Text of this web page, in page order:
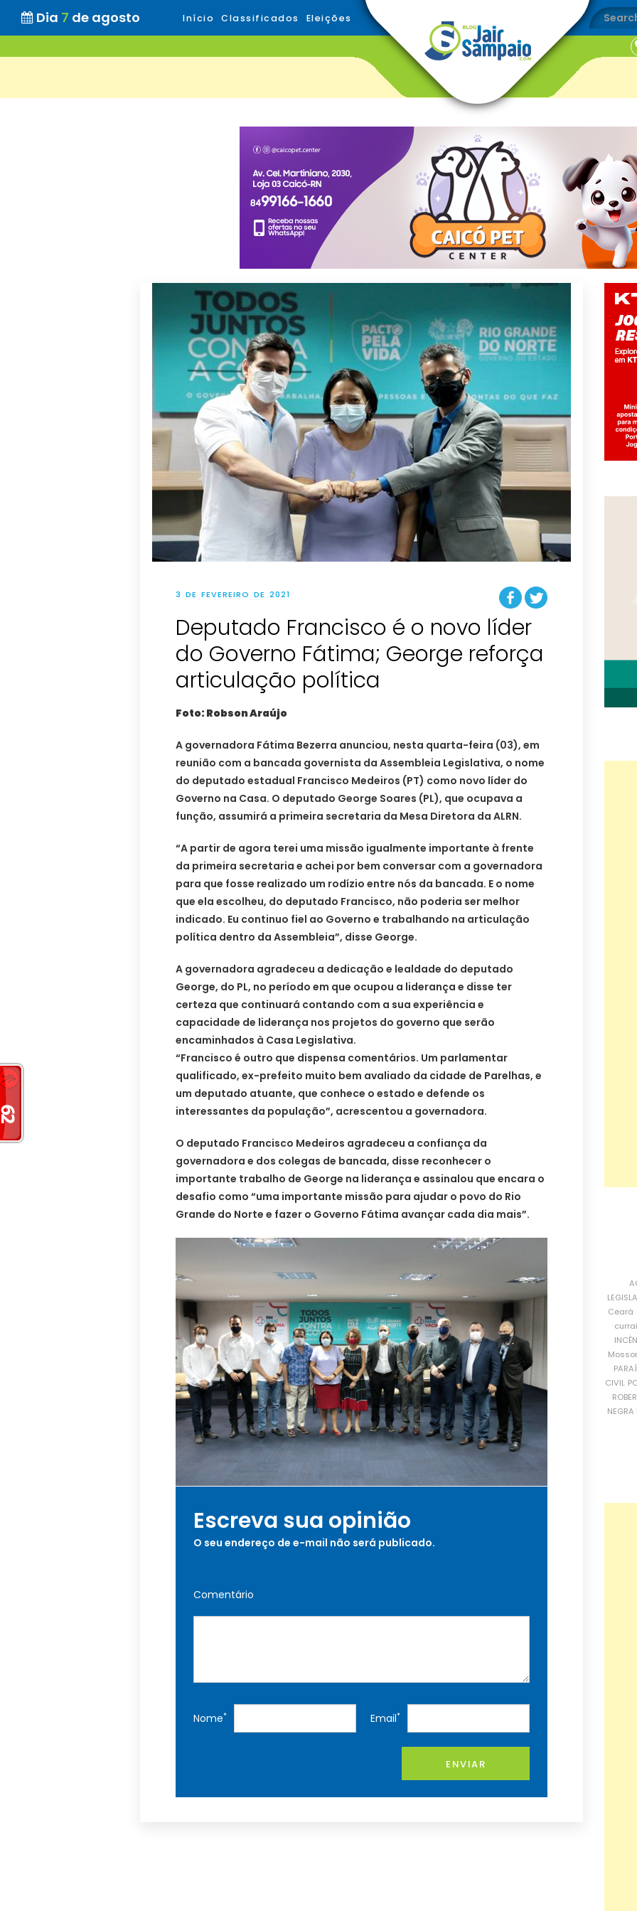
Dia 7 de agosto Início Classificados Eleições
3 DE FEVEREIRO DE 2021
Deputado Francisco é o novo líder
do Governo Fátima; George reforça
articulação política
Foto: Robson Araújo
A governadora Fátima Bezerra anunciou, nesta quarta-feira (03), em
reunião com a bancada governista da Assembleia Legislativa, o nome
do deputado estadual Francisco Medeiros (PT) como novo líder do
Governo na Casa. O deputado George Soares (PL), que ocupava a
função, assumirá a primeira secretaria da Mesa Diretora da ALRN.
“A partir de agora terei uma missão igualmente importante à frente
da primeira secretaria e achei por bem conversar com a governadora
para que fosse realizado um rodízio entre nós da bancada. E o nome
que ela escolheu, do deputado Francisco, não poderia ser melhor
indicado. Eu continuo fiel ao Governo e trabalhando na articulação
política dentro da Assembleia”, disse George.
A governadora agradeceu a dedicação e lealdade do deputado
George, do PL, no período em que ocupou a liderança e disse ter
certeza que continuará contando com a sua experiência e
capacidade de liderança nos projetos do governo que serão
encaminhados à Casa Legislativa.
“Francisco é outro que dispensa comentários. Um parlamentar
qualificado, ex-prefeito muito bem avaliado da cidade de Parelhas, e
um deputado atuante, que conhece o estado e defende os
interessantes da população”, acrescentou a governadora.
O deputado Francisco Medeiros agradeceu a confiança da
governadora e dos colegas de bancada, disse reconhecer o
importante trabalho de George na liderança e assinalou que encara o
desafio como “uma importante missão para ajudar o povo do Rio
Grande do Norte e fazer o Governo Fátima avançar cada dia mais”.
Escreva sua opinião
O seu endereço de e-mail não será publicado.
Comentário
Nome* Email*
ENVIAR
Ceará
CIVIL
NEGRA